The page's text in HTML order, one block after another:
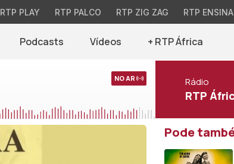
RTP PLAY RTP PALCO RTP ZIG ZAG RTP ENSINA
Podcasts Vídeos + RTP África
NO AR Rádio
RTP
Pode